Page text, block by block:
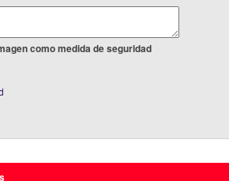
como medida de seguridad